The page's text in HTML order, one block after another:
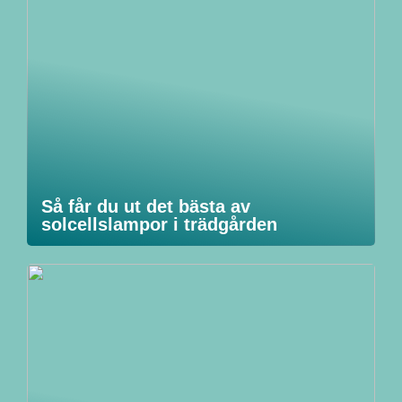
Så får du ut det bästa av
solcellslampor i trädgården